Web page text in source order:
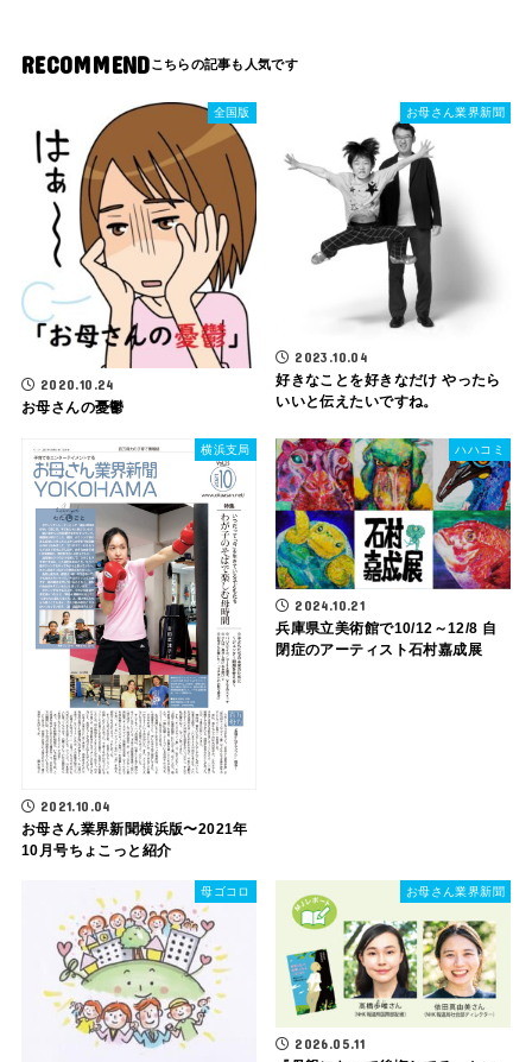
RECOMMEND
全国版
2020.10.24
お母さんの憂鬱
お母さん業界新聞
2023.10.04
好きなことを好きなだけ やったら
いいと伝えたいですね。
横浜支局
2021.10.04
お母さん業界新聞横浜版〜2021年
10月号ちょこっと紹介
ハハコミ
2024.10.21
兵庫県立美術館で10/12～12/8 自
閉症のアーティスト石村嘉成展
母ゴコロ お母さん業界新聞
2026.05.11